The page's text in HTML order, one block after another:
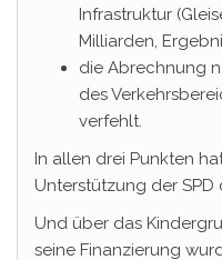
Infrastruktur
Milliarden,
die Abrechnung
des
verfehlt.
In allen drei Punkten
Unterstützung der SPD
Und über das
seine Finanzierung